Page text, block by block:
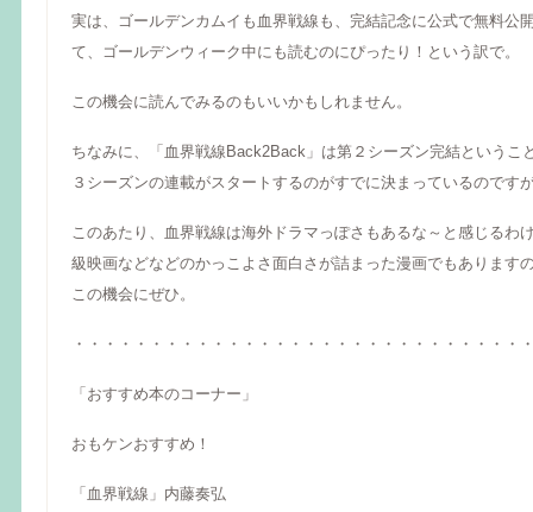
実は、ゴールデンカムイも血界戦線も、完結記念に公式で無料公
て、ゴールデンウィーク中にも読むのにぴったり！という訳で。
この機会に読んでみるのもいいかもしれません。
ちなみに、「血界戦線Back2Back」は第２シーズン完結というこ
３シーズンの連載がスタートするのがすでに決まっているのです
このあたり、血界戦線は海外ドラマっぽさもあるな～と感じるわ
級映画などなどのかっこよさ面白さが詰まった漫画でもあります
この機会にぜひ。
・・・・・・・・・・・・・・・・・・・・・・・・・・・・・
「おすすめ本のコーナー」
おもケンおすすめ！
「血界戦線」内藤奏弘